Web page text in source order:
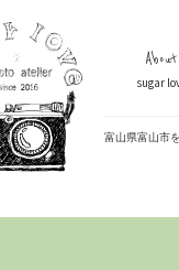
sugar
富山県富山市